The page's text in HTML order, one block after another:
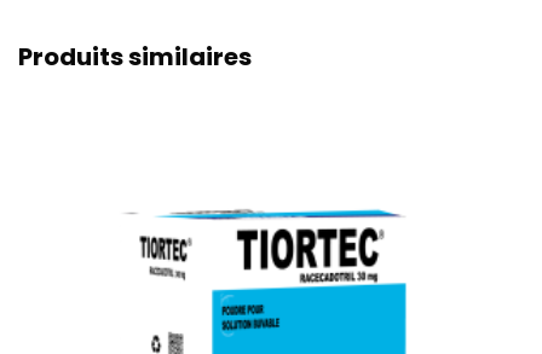
Produits similaires